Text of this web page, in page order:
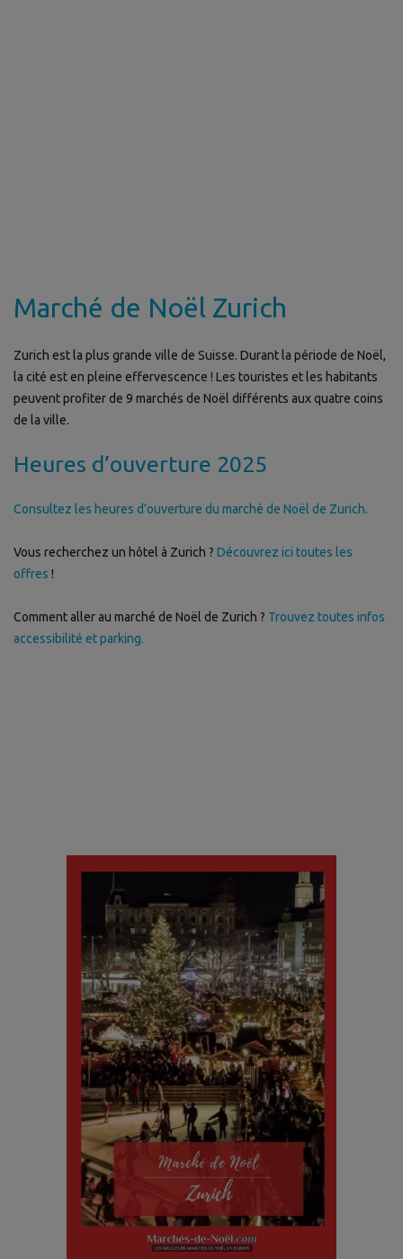
Marché de Noël Zurich
Zurich est la plus grande ville de Suisse. Durant la période de Noël,
la cité est en pleine effervescence ! Les touristes et les habitants
peuvent profiter de 9 marchés de Noël différents aux quatre coins
de la ville.
Heures d’ouverture 2025
Consultez les heures d’ouverture du marché de Noël de Zurich.
Vous recherchez un hôtel à Zurich ? Découvrez ici toutes les
offres !
Comment aller au marché de Noël de Zurich ? Trouvez toutes infos
accessibilité et parking.